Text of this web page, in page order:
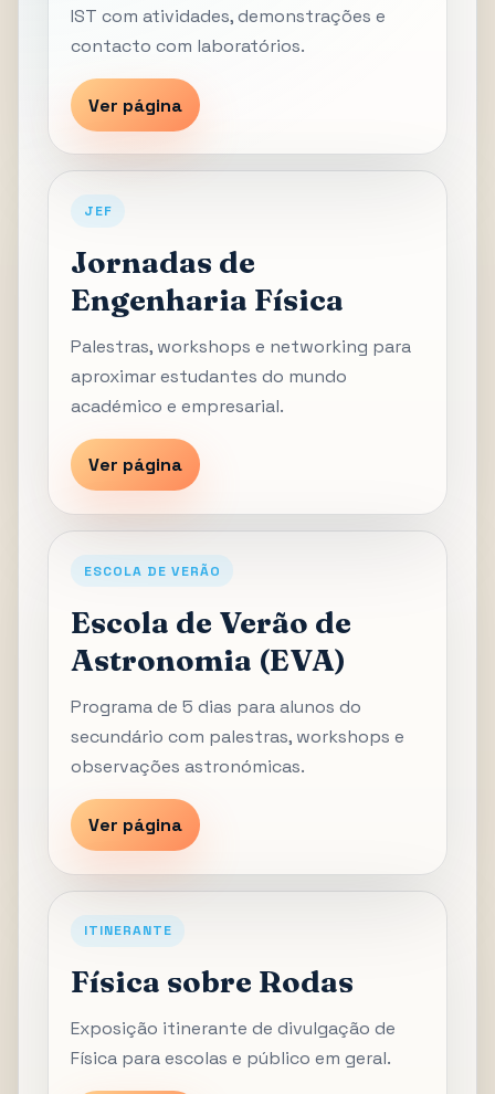
IST com atividades, demonstrações e
contacto com laboratórios.
Ver página
JEF
Jornadas de
Engenharia Física
Palestras, workshops e networking para
aproximar estudantes do mundo
académico e empresarial.
Ver página
ESCOLA DE VERÃO
Escola de Verão de
Astronomia (EVA)
Programa de 5 dias para alunos do
secundário com palestras, workshops e
observações astronómicas.
Ver página
ITINERANTE
Física sobre Rodas
Exposição itinerante de divulgação de
Física para escolas e público em geral.